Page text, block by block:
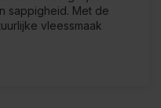
sappigheid. Met de
vleessmaak